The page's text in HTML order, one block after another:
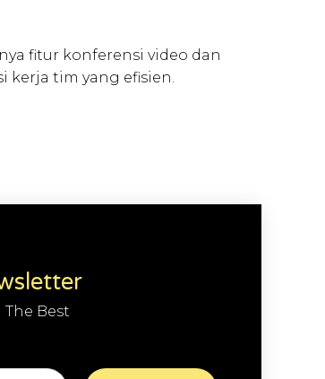
fitur konferensi video dan
kerja tim yang efisien.
Best